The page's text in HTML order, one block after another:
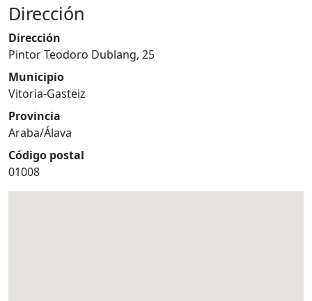
Dirección
Dirección
Pintor Teodoro Dublang, 25
Municipio
Vitoria-Gasteiz
Provincia
Araba/Álava
Código postal
01008